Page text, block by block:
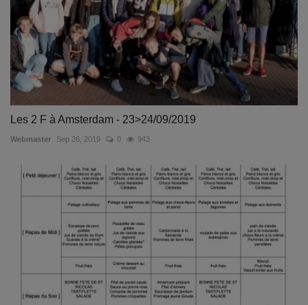
Les 2 F à Amsterdam - 23>24/09/2019
Webmaster Sep 26, 2019 0 943